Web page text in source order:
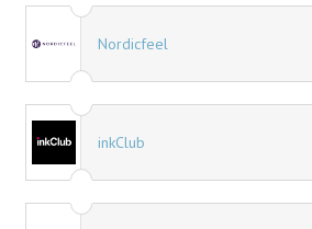
Nordicfeel
inkClub